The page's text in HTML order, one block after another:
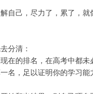
自己，尽力了，累了，
分清：
在的排名，在高考中都
名，足以证明你的学习能